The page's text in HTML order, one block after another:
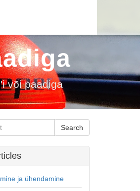
või paadiga
ja ühendamine